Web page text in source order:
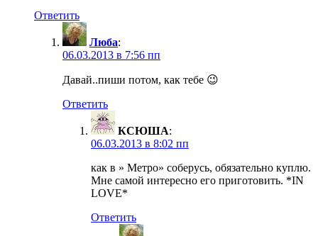
Ответить
Люба:
06.03.2013 в 7:56 пп
Давай..пиши потом, как тебе 😉
Ответить
КСЮША:
06.03.2013 в 8:02 пп
как в » Метро» соберусь, обязательно куплю.
Мне самой интересно его приготовить. *IN
LOVE*
Ответить